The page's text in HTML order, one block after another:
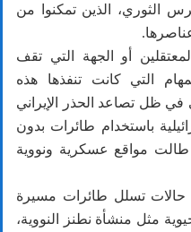
الثوري، الذين تمكنوا من
أو الجهة التي تقف
التي كانت تنفذها هذه
في ظل تصاعد الحذر الإيراني
باستخدام طائرات بدون
مواقع عسكرية ونووية
حالات تسلل طائرات مسيرة
مثل منشأة نطنز النووية،